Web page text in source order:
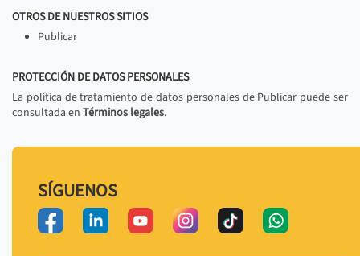
OTROS DE NUESTROS SITIOS
Publicar
PROTECCIÓN DE DATOS PERSONALES
La política de tratamiento de datos personales de Publicar puede ser
consultada en Términos legales.
SÍGUENOS